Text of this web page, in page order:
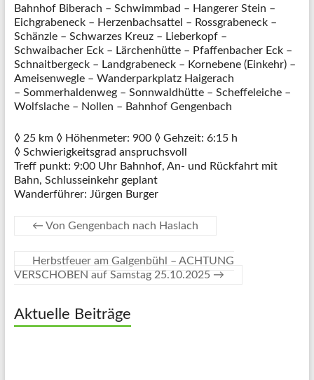
Bahnhof Biberach – Schwimmbad – Hangerer Stein –
Eichgrabeneck – Herzenbachsattel – Rossgrabeneck –
Schänzle – Schwarzes Kreuz – Lieberkopf –
Schwaibacher Eck – Lärchenhütte – Pfaffenbacher Eck –
Schnaitbergeck – Landgrabeneck – Kornebene (Einkehr) –
Ameisenwegle – Wanderparkplatz Haigerach
– Sommerhaldenweg – Sonnwaldhütte – Scheffeleiche –
Wolfslache – Nollen – Bahnhof Gengenbach
◊ 25 km ◊ Höhenmeter: 900 ◊ Gehzeit: 6:15 h
◊ Schwierigkeitsgrad anspruchsvoll
Treff punkt: 9:00 Uhr Bahnhof, An- und Rückfahrt mit
Bahn, Schlusseinkehr geplant
Wanderführer: Jürgen Burger
← Von Gengenbach nach Haslach
Herbstfeuer am Galgenbühl – ACHTUNG
VERSCHOBEN auf Samstag 25.10.2025 →
Aktuelle Beiträge